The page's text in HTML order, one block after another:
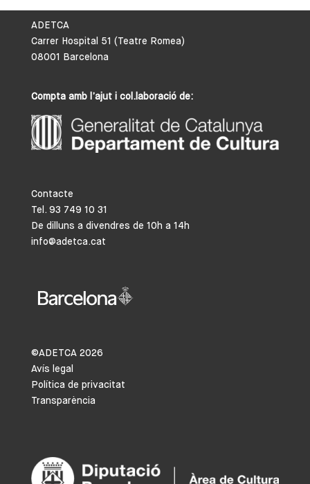
ADETCA
Carrer Hospital 51 (Teatre Romea)
08001 Barcelona
Compta amb l’ajut i col.laboració de:
Contacte
Tel. 93 749 10 31
De dilluns a divendres de 10h a 14h
info@adetca.cat
©ADETCA 2026
Avís legal
Política de privacitat
Transparència